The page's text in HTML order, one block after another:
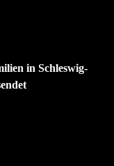
in Schleswig-